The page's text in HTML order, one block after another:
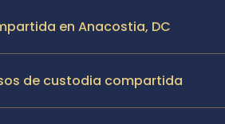
en Anacostia, DC
de custodia compartida